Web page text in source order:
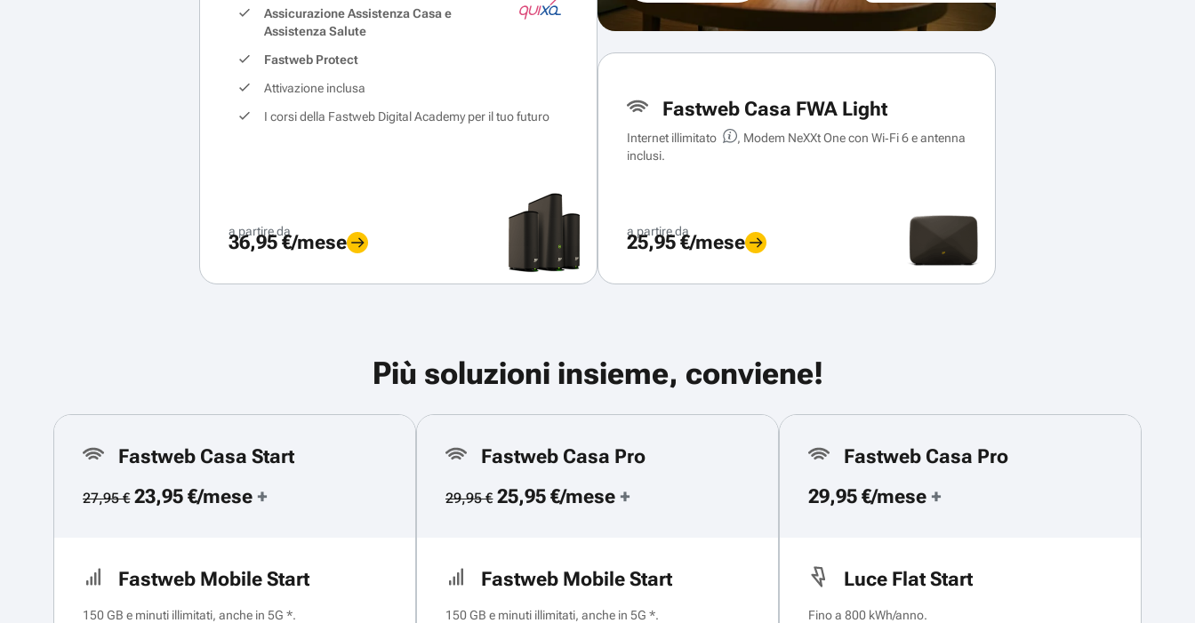
Assicurazione Assistenza Casa e
Assistenza Salute
Fastweb Protect
Attivazione inclusa
I corsi della Fastweb Digital Academy per il tuo futuro
a partire da
36,95 €/mese
Fastweb Casa FWA Light
Internet illimitato
, Modem NeXXt One con Wi‑Fi 6 e antenna
inclusi.
a partire da
25,95 €/mese
Più soluzioni insieme, conviene!
Fastweb Casa Start
27,95 €23,95 €/mese +
Fastweb Mobile Start
150 GB e minuti illimitati, anche in 5G *.
Fastweb Casa Pro
29,95 €25,95 €/mese +
Fastweb Mobile Start
150 GB e minuti illimitati, anche in 5G *.
Fastweb Casa Pro
29,95 €/mese +
Luce Flat Start
Fino a 800 kWh/anno.